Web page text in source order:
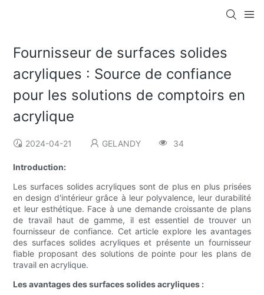
Fournisseur de surfaces solides
acryliques : Source de confiance
pour les solutions de comptoirs en
acrylique
2024-04-21 GELANDY 34
Introduction:
Les surfaces solides acryliques sont de plus en plus prisées
en design d'intérieur grâce à leur polyvalence, leur durabilité
et leur esthétique. Face à une demande croissante de plans
de travail haut de gamme, il est essentiel de trouver un
fournisseur de confiance. Cet article explore les avantages
des surfaces solides acryliques et présente un fournisseur
fiable proposant des solutions de pointe pour les plans de
travail en acrylique.
Les avantages des surfaces solides acryliques :